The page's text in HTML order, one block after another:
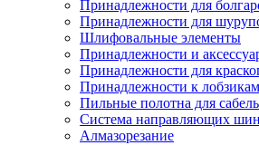
Принадлежности для
Принадлежности для
Шлифовальные элементы
Принадлежности и
Принадлежности для
Принадлежности к лобзикам
Пильные полотна для
Система направляющих шин
Алмазорезание